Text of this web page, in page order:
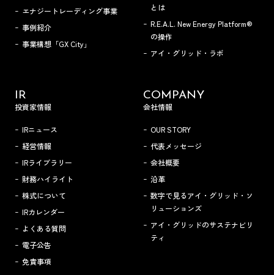
エナジートレーディング事業
事例紹介
事業構想「GX City」
とは
R.E.A.L. New Energy Platform®
の操作
アイ・グリッド・ラボ
IR
投資家情報
IRニュース
経営情報
IRライブラリー
財務ハイライト
株式について
IRカレンダー
よくある質問
電子公告
免責事項
COMPANY
会社情報
OUR STORY
代表メッセージ
会社概要
沿革
数字で見るアイ・グリッド・ソ
リューションズ
アイ・グリッドのサステナビリ
ティ